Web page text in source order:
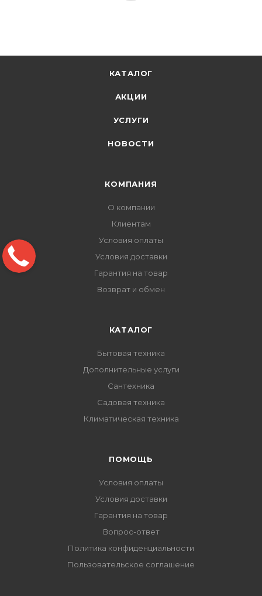
КАТАЛОГ
АКЦИИ
УСЛУГИ
НОВОСТИ
КОМПАНИЯ
О компании
Клиентам
Условия оплаты
Условия доставки
Гарантия на товар
Возврат и обмен
КАТАЛОГ
Бытовая техника
Дополнительные услуги
Сантехника
Садовая техника
Климатическая техника
ПОМОЩЬ
Условия оплаты
Условия доставки
Гарантия на товар
Вопрос-ответ
Политика конфиденциальности
Пользовательское соглашение